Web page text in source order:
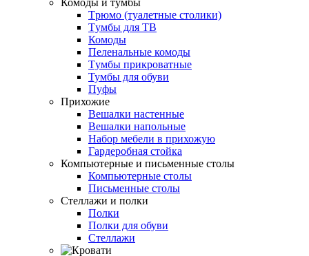
Комоды и тумбы
Tрюмо (туалетные столики)
Tумбы для ТВ
Комоды
Пеленальные комоды
Tумбы прикроватные
Тумбы для обуви
Пуфы
Прихожие
Вешалки настенные
Вешалки напольные
Набор мебели в прихожую
Гардеробная стойка
Компьютерные и письменные столы
Компьютерные столы
Письменные столы
Стеллажи и полки
Полки
Полки для обуви
Стеллажи